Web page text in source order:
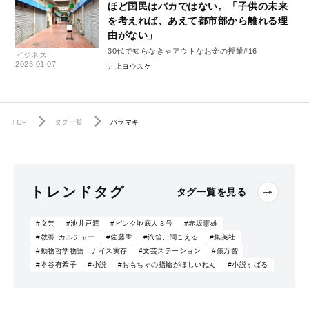
ビジネス
2023.01.07
ほど国民はバカではない。「子供の未来
を考えれば、あえて都市部から離れる理
由がない」
30代で知らなきゃアウトなお金の授業#16
井上ヨウスケ
TOP タグ一覧 バラマキ
トレンドタグ タグ一覧を見る
#文芸 #池井戸潤 #ピンク地底人３号
#赤坂憲雄
#教養･カルチャー
#佐藤雫 #汽笛、聞こえる
#集英社
#動物哲学物語 ナイス実存
#文芸ステーション
#俵万智
#本谷有希子
#小説 #おもちゃの指輪がほしいねん #小説すばる